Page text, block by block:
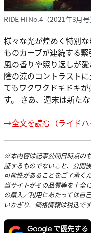
RIDE HI No.4（2021年3月
様々な光が煌めく特別
ものカーブが連続する
風の香りや照り返しが
陰の涼のコントラスト
てもワクワクドキドキ
す。 さあ、週末は新た
→全文を読む（ライドハ
※本内容は記事公開日時点の
証するものでないこと、公開
可能性があることをご了承く
当サイトがその品質等を十全
の購入／利用にあたっては自
いかぎり、価格情報は税込です